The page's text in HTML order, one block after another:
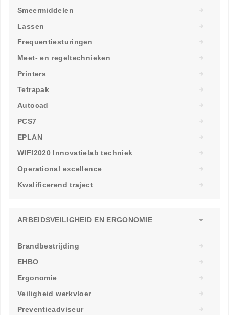
Smeermiddelen
Lassen
Frequentiesturingen
Meet- en regeltechnieken
Printers
Tetrapak
Autocad
PCS7
EPLAN
WIFI2020 Innovatielab techniek
Operational excellence
Kwalificerend traject
ARBEIDSVEILIGHEID EN ERGONOMIE
Brandbestrijding
EHBO
Ergonomie
Veiligheid werkvloer
Preventieadviseur